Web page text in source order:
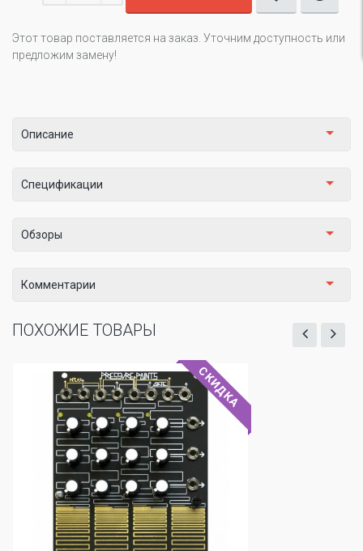
Этот товар поставляется на заказ. Уточним доступность или
предложим замену!
Описание
Спецификации
Обзоры
Комментарии
ПОХОЖИЕ ТОВАРЫ
СКИДКА